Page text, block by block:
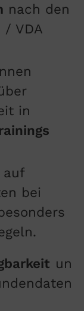
nach den
/ VDA
in
auf
bei
un